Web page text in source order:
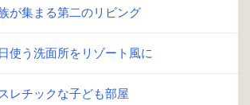
が集まる第二のリビング
使う洗面所をリゾート風に
レチックな子ども部屋